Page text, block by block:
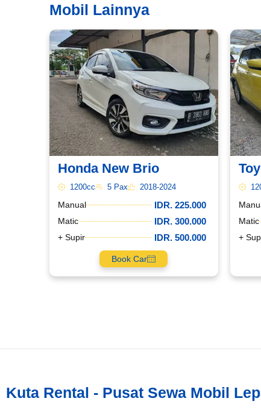
Mobil Lainnya
Honda New Brio
1200cc 5 Pax 2018-2024
Manual IDR. 225.000
Matic IDR. 300.000
+ Supir IDR. 500.000
Book Car
Matic
+
Kuta Rental - Pusat Sewa Mobil
WhatsApp*
Lokasi Pengiriman & Pengembalian